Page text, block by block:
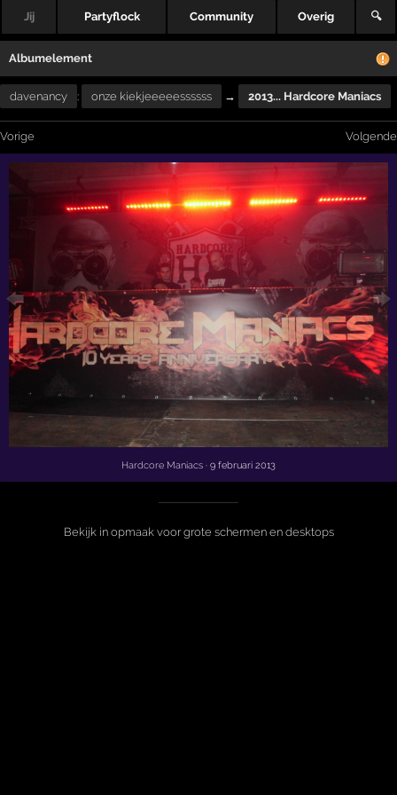
Jij Partyflock Community Overig 🔍
Albumelement
davenancy : onze kiekjeeeeessssss → 2013... Hardcore Maniacs
Vorige Volgende
Hardcore Maniacs · 9 februari 2013
Bekijk in opmaak voor grote schermen en desktops